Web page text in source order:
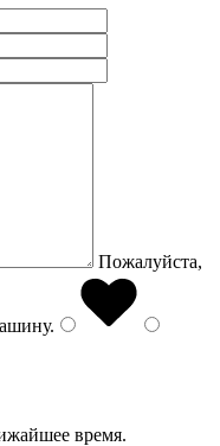
Пожалуйста,
.
время.